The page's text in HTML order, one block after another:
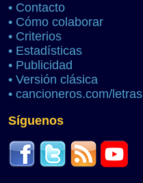
• Contacto
• Cómo colaborar
• Criterios
• Estadísticas
• Publicidad
• Versión clásica
• cancioneros.com/letras
Síguenos